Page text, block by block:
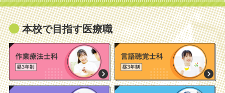
本校で目指す医療職